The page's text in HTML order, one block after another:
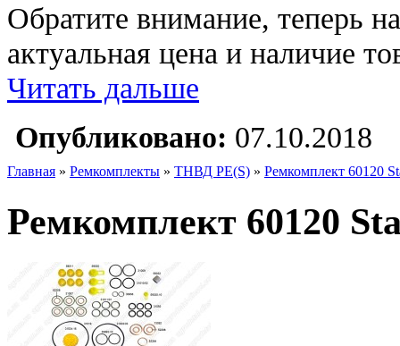
Обратите внимание, теперь
актуальная цена и наличие
Читать дальше
Опубликовано: 07.10.2018
Главная » Ремкомплекты » ТНВД PE(S) » Ремкомплект 60120
Ремкомплект 60120